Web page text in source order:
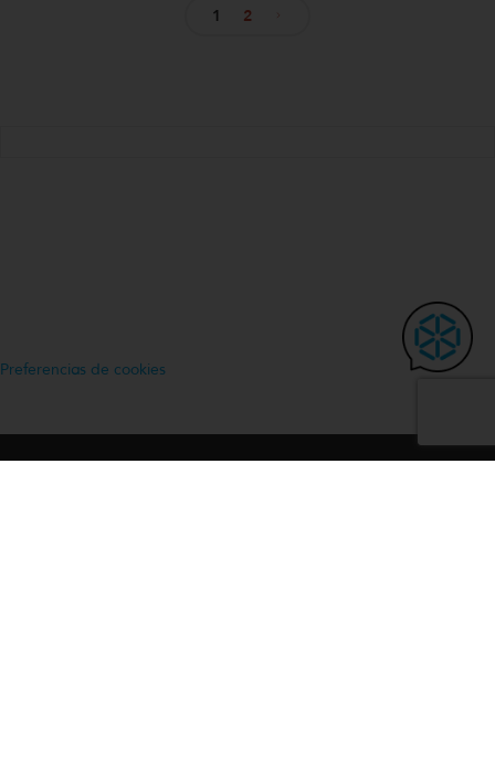
1 2
Preferencias de cookies